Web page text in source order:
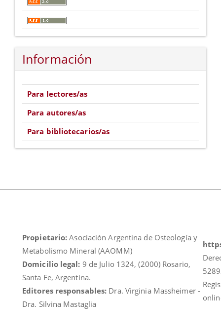
Información
Para lectores/as
Para autores/as
Para bibliotecarios/as
Propietario: Asociación Argentina de Osteología y
Metabolismo Mineral (AAOMM)
Domicilio legal: 9 de Julio 1324, (2000) Rosario,
Santa Fe, Argentina.
Editores responsables: Dra. Virginia Massheimer -
Dra. Silvina Mastaglia